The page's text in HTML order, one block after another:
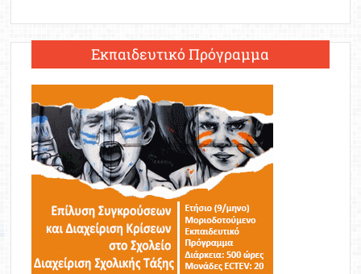
Εκπαιδευτικό Πρόγραμμα